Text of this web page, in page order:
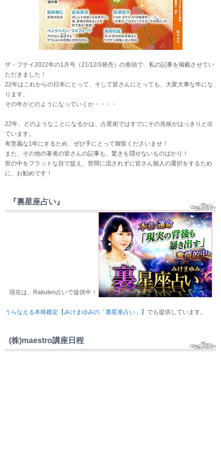
ザ・フナイ2022年の1月号（21/12/3発売）の巻頭で、私の記事を掲載させてい
ただきました！
22年はこれからの日本にとって、そして皆さんにとっても、大変大事な年にな
ります。
その年がどのようになっていくか・・・・
22年、どのようなことになるかは、占星術ではすでにその兆候がはっきりと出
ています。
有意義な1年にするため、ぜひ手にとって御覧くださいませ！
また、その他の著者の皆さんの記事も、驚きを隠せないものばかり！
世の中をフラットな目で捉え、世間に流されずに皆さん個人の選択をするため
に、お勧めです！
『裏星座占い』
現在は、Rakuten占いで提供中！
うらなえる本格鑑定【みけまゆみの「裏星座占い」】 でも提供しています。
(株)maestro講座日程